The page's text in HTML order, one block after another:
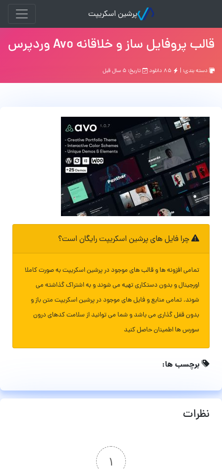
پرشین اسکریپت
قالب پروفایل ساز و خلاقانه Avo وردپرس
دسته بندی: | تاریخ: ۵ سال قبل
چرا فایل های پرشین اسکریپت رایگان است؟
تمامی افزونه ها و قالب های موجود در پرشین اسکریپت به صورت کاملا
اورجینال و بدون دستکاری تهیه می شوند و به اشتراک گذاشته می
شوند. تمامی منابع و فایل های موجود در پرشین اسکریپت متن باز و
بدون قفل گذاری می باشد و شما می توانید از سلامت کدهای درون
سورس ها اطمینان حاصل کنید
برچسب ها:
نظرات
۱